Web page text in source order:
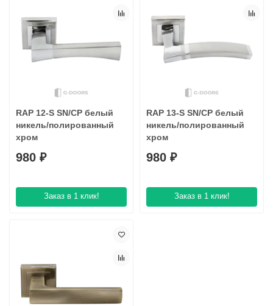
RAP 12-S SN/CP белый
никель/полированный
хром
980 ₽
Заказ в 1 клик!
RAP 13-S SN/CP белый
никель/полированный
хром
980 ₽
Заказ в 1 клик!